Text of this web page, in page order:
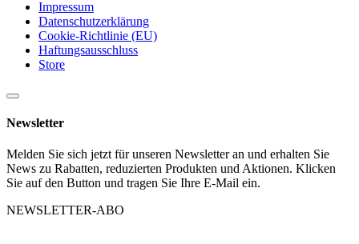
Impressum
Datenschutzerklärung
Cookie-Richtlinie (EU)
Haftungsausschluss
Store
Newsletter
Melden Sie sich jetzt für unseren Newsletter an und erhalten Sie
News zu Rabatten, reduzierten Produkten und Aktionen. Klicken
Sie auf den Button und tragen Sie Ihre E-Mail ein.
NEWSLETTER-ABO